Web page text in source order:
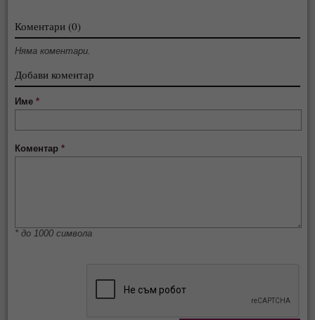
Коментари (0)
Няма коментари.
Добави коментар
Име*
Коментар*
* до 1000 символа